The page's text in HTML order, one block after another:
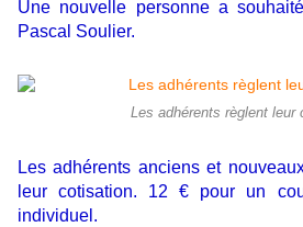
Une nouvelle personne a
Pascal Soulier.
Les adhérents règlent leur
Les adhérents anciens et
leur cotisation. 12 € pour un
individuel.